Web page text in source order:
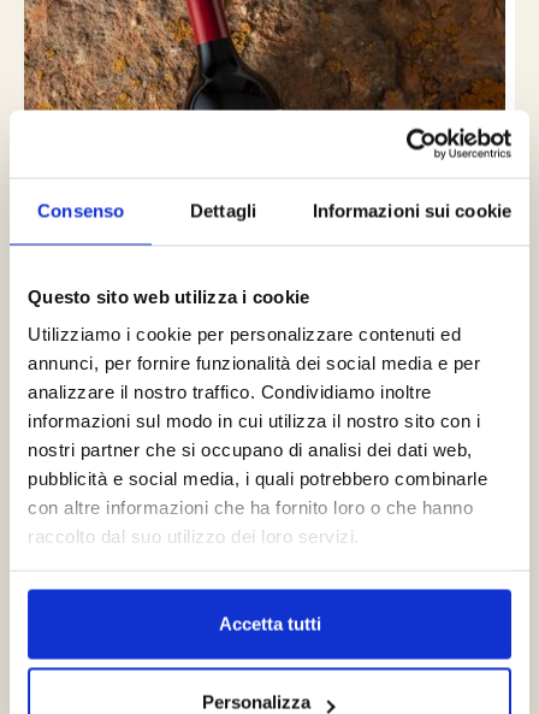
Consenso Dettagli Informazioni sui cookie
Questo sito web utilizza i cookie
Utilizziamo i cookie per personalizzare contenuti ed
annunci, per fornire funzionalità dei social media e per
analizzare il nostro traffico. Condividiamo inoltre
informazioni sul modo in cui utilizza il nostro sito con i
nostri partner che si occupano di analisi dei dati web,
pubblicità e social media, i quali potrebbero combinarle
con altre informazioni che ha fornito loro o che hanno
raccolto dal suo utilizzo dei loro servizi.
Accetta tutti
Personalizza
IL PARETO
Un viaggio attraverso la rinomata eredità vinicola di
Ambrogio e Giovanni Folonari Tenute tramite uno dei
protagonisti della moderna rinascita enologica toscana.
A 36 anni…